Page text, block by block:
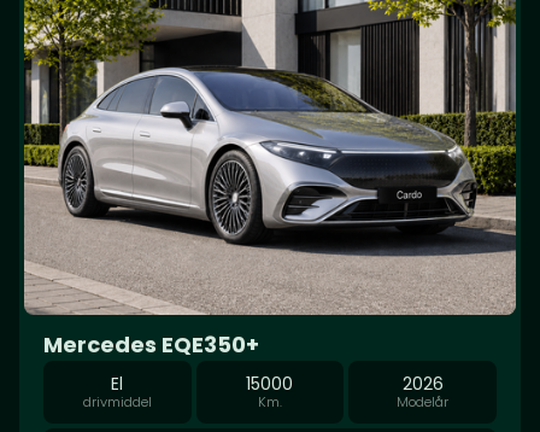
Mercedes EQE350+
El
drivmiddel
15000
Km.
2026
Modelår